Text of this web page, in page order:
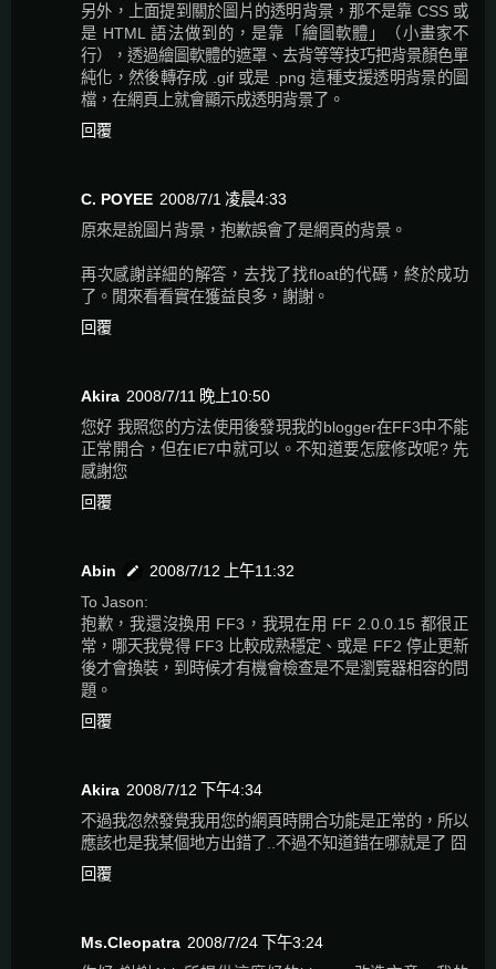
另外，上面提到關於圖片的透明背景，那不是靠 CSS 或
是 HTML 語法做到的，是靠「繪圖軟體」（小畫家不
行），透過繪圖軟體的遮罩、去背等等技巧把背景顏色單
純化，然後轉存成 .gif 或是 .png 這種支援透明背景的圖
檔，在網頁上就會顯示成透明背景了。
回覆
C. POYEE 2008/7/1 凌晨4:33
原來是說圖片背景，抱歉誤會了是網頁的背景。
再次感謝詳細的解答，去找了找float的代碼，終於成功
了。閒來看看實在獲益良多，謝謝。
回覆
Akira 2008/7/11 晚上10:50
您好 我照您的方法使用後發現我的blogger在FF3中不能
正常開合，但在IE7中就可以。不知道要怎麼修改呢? 先
感謝您
回覆
Abin
2008/7/12 上午11:32
To Jason:
抱歉，我還沒換用 FF3，我現在用 FF 2.0.0.15 都很正
常，哪天我覺得 FF3 比較成熟穩定、或是 FF2 停止更新
後才會換裝，到時候才有機會檢查是不是瀏覽器相容的問
題。
回覆
Akira 2008/7/12 下午4:34
不過我忽然發覺我用您的網頁時開合功能是正常的，所以
應該也是我某個地方出錯了..不過不知道錯在哪就是了 囧
回覆
Ms.Cleopatra 2008/7/24 下午3:24